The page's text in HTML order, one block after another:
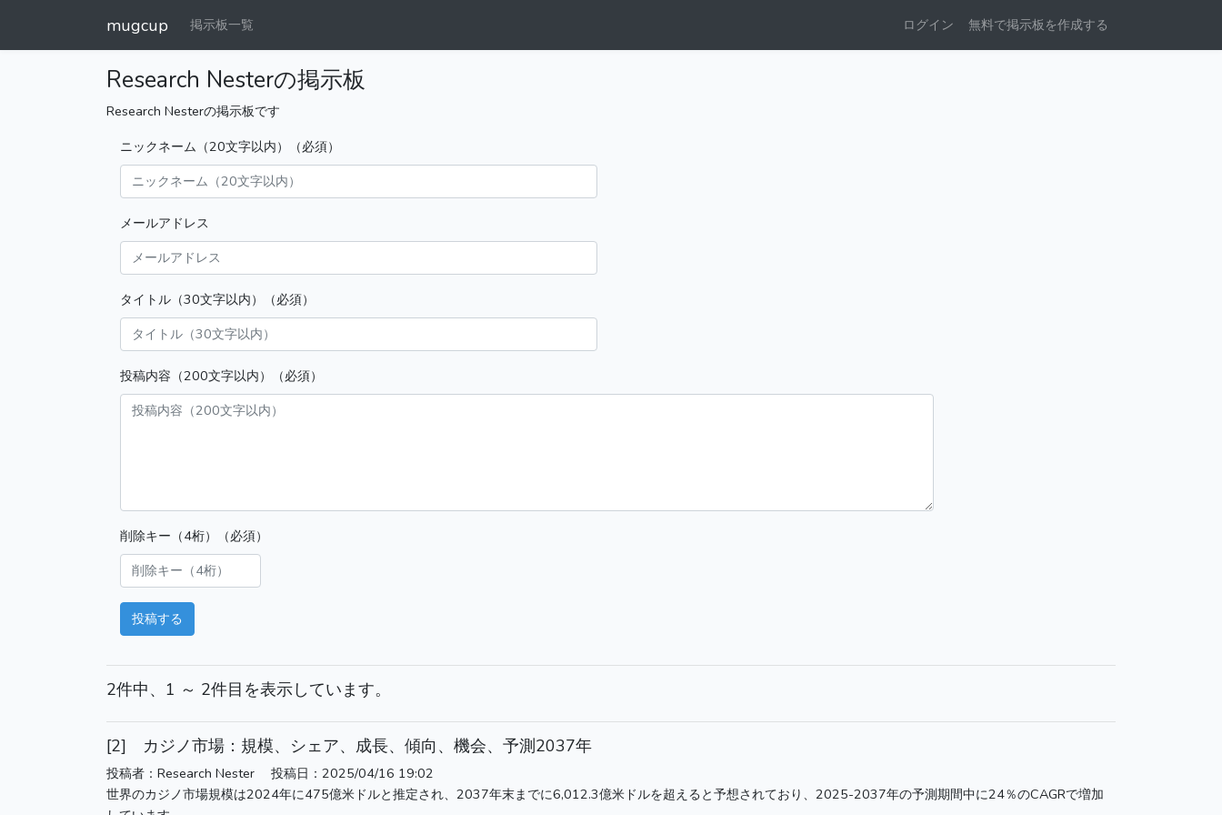
mugcup 掲示板一覧 ログイン 無料で掲示板を作成する
Research Nesterの掲示板
Research Nesterの掲示板です
ニックネーム（20文字以内）（必須）
メールアドレス
タイトル（30文字以内）（必須）
投稿内容（200文字以内）（必須）
削除キー（4桁）（必須）
投稿する
2件中、1 ～ 2件目を表示しています。
[2] カジノ市場：規模、シェア、成長、傾向、機会、予測2037年
投稿者：Research Nester 投稿日：2025/04/16 19:02
世界のカジノ市場規模は2024年に475億米ドルと推定され、2037年末までに6,012.3億米ドルを超えると予想されており、2025-2037年の予測期間中に24％のCAGRで増加